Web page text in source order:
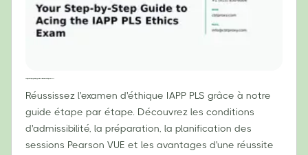
Réussissez l'examen d'éthique IAPP PLS grâce à notre
guide étape par étape. Découvrez les conditions
d'admissibilité, la préparation, la planification des
sessions Pearson VUE et les avantages d'une réussite